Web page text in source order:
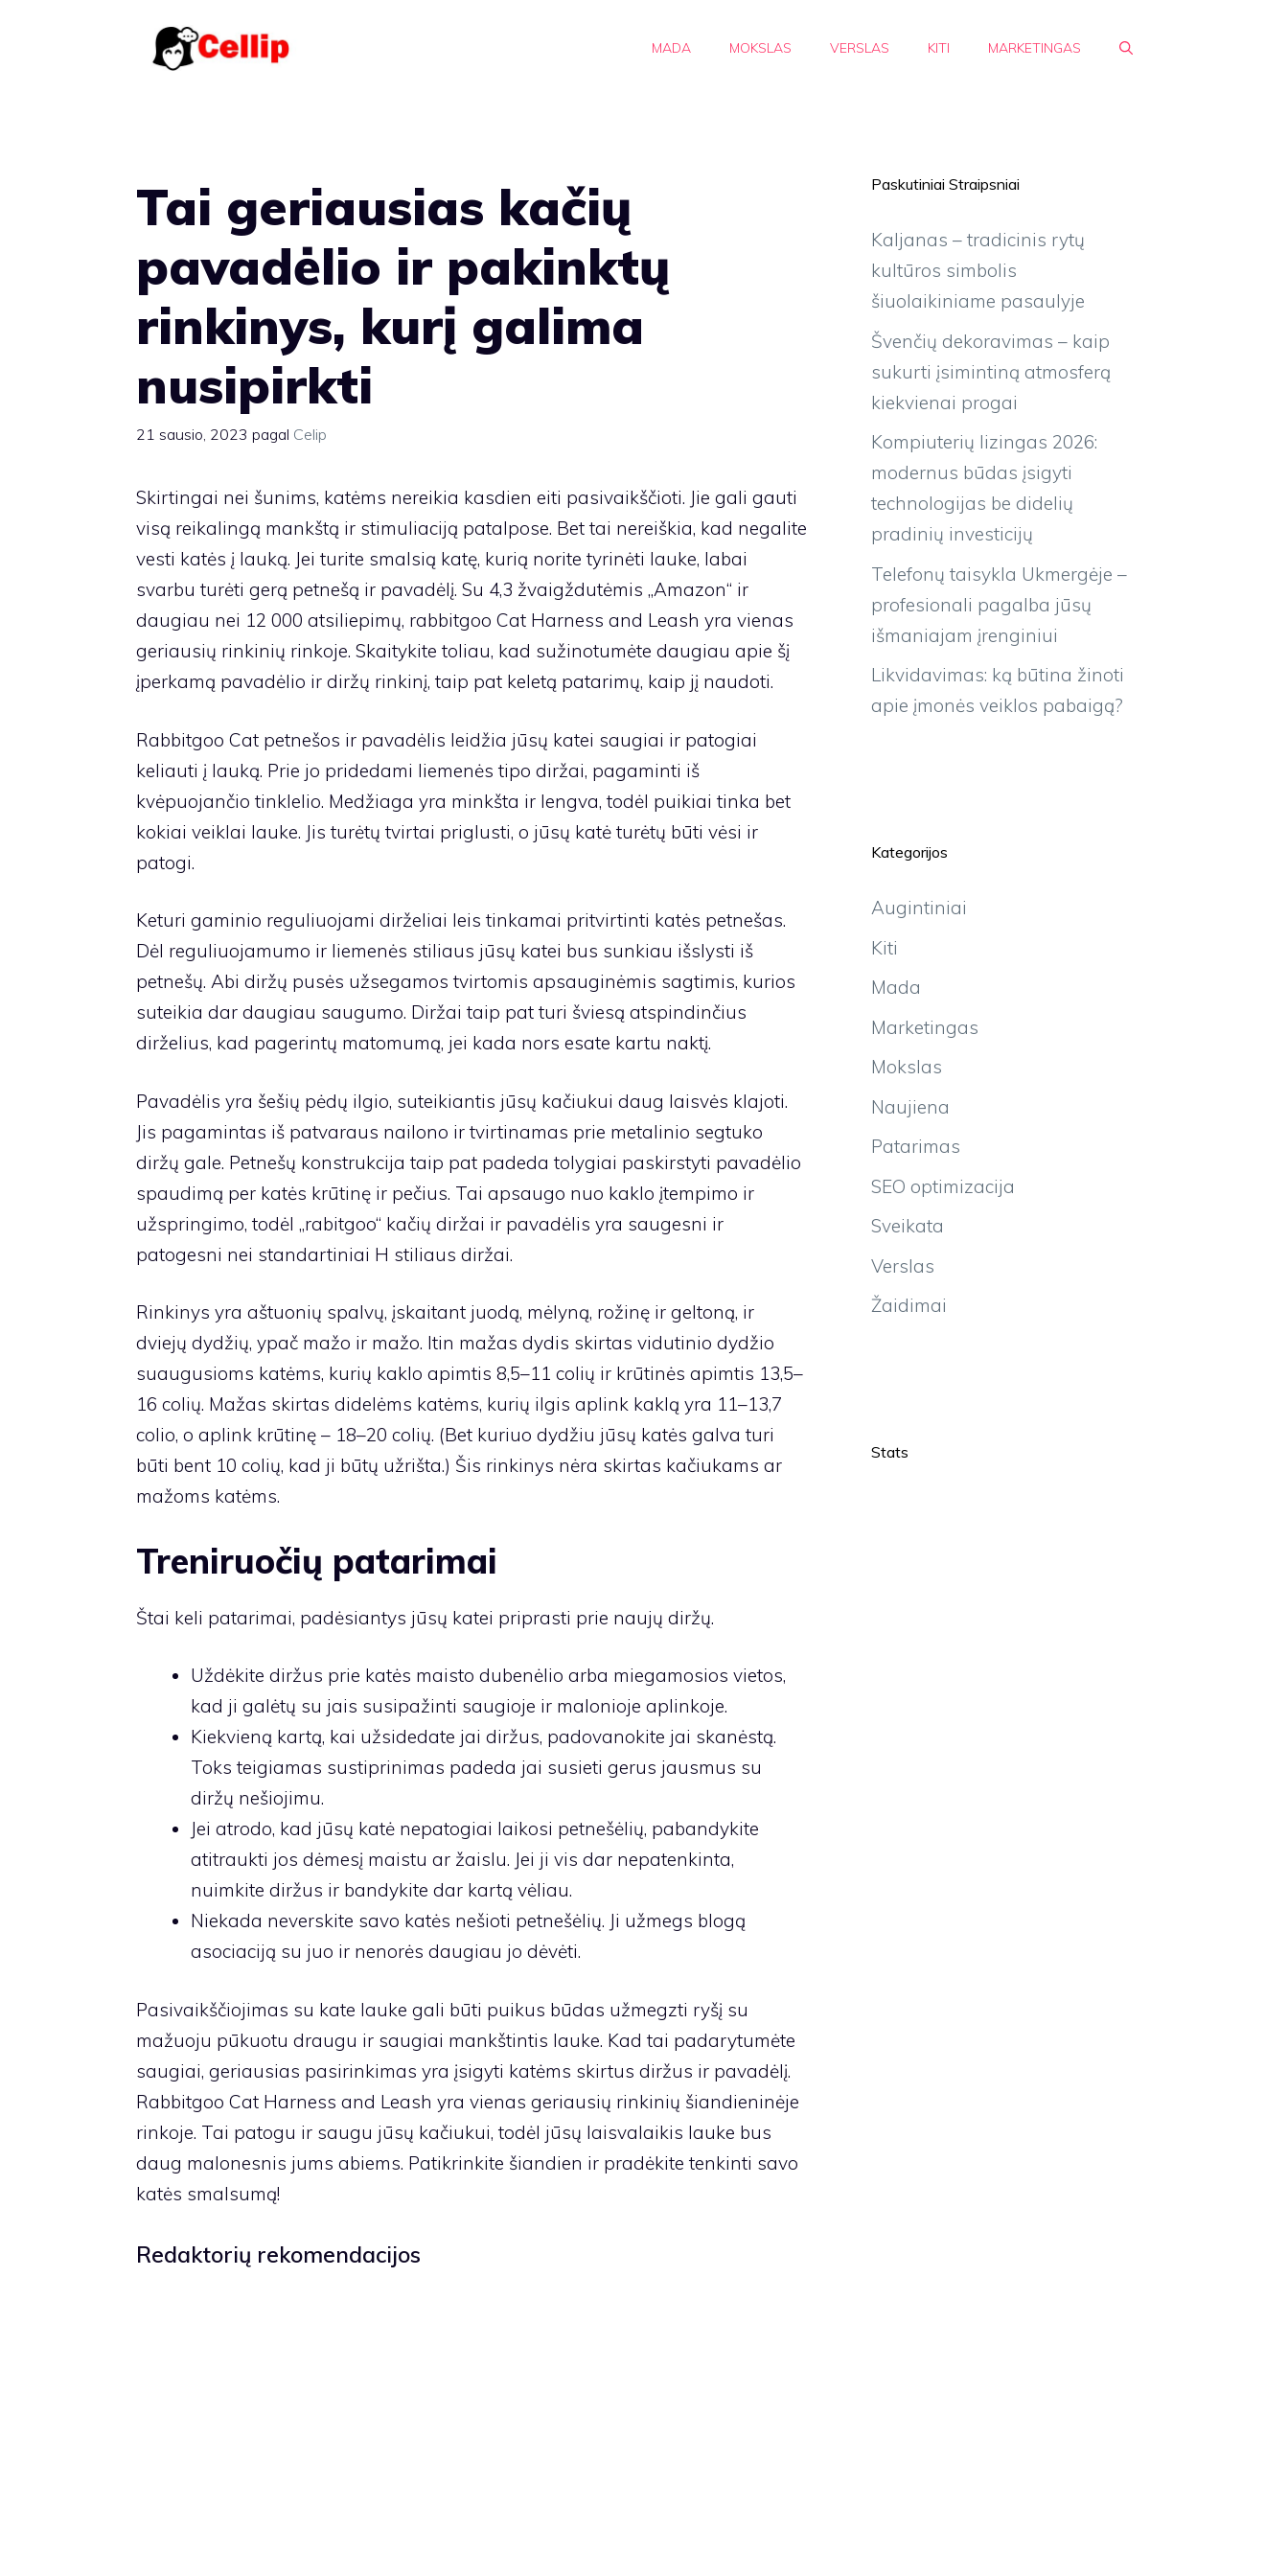
MADA MOKSLAS VERSLAS KITI MARKETINGAS
Tai geriausias kačių
pavadėlio ir pakinktų
rinkinys, kurį galima
nusipirkti
21 sausio, 2023 pagal Celip
Skirtingai nei šunims, katėms nereikia kasdien eiti pasivaikščioti. Jie gali gauti
visą reikalingą mankštą ir stimuliaciją patalpose. Bet tai nereiškia, kad negalite
vesti katės į lauką. Jei turite smalsią katę, kurią norite tyrinėti lauke, labai
svarbu turėti gerą petnešą ir pavadėlį. Su 4,3 žvaigždutėmis „Amazon“ ir
daugiau nei 12 000 atsiliepimų, rabbitgoo Cat Harness and Leash yra vienas
geriausių rinkinių rinkoje. Skaitykite toliau, kad sužinotumėte daugiau apie šį
įperkamą pavadėlio ir diržų rinkinį, taip pat keletą patarimų, kaip jį naudoti.
Rabbitgoo Cat petnešos ir pavadėlis leidžia jūsų katei saugiai ir patogiai
keliauti į lauką. Prie jo pridedami liemenės tipo diržai, pagaminti iš
kvėpuojančio tinklelio. Medžiaga yra minkšta ir lengva, todėl puikiai tinka bet
kokiai veiklai lauke. Jis turėtų tvirtai priglusti, o jūsų katė turėtų būti vėsi ir
patogi.
Keturi gaminio reguliuojami dirželiai leis tinkamai pritvirtinti katės petnešas.
Dėl reguliuojamumo ir liemenės stiliaus jūsų katei bus sunkiau išslysti iš
petnešų. Abi diržų pusės užsegamos tvirtomis apsauginėmis sagtimis, kurios
suteikia dar daugiau saugumo. Diržai taip pat turi šviesą atspindinčius
dirželius, kad pagerintų matomumą, jei kada nors esate kartu naktį.
Pavadėlis yra šešių pėdų ilgio, suteikiantis jūsų kačiukui daug laisvės klajoti.
Jis pagamintas iš patvaraus nailono ir tvirtinamas prie metalinio segtuko
diržų gale. Petnešų konstrukcija taip pat padeda tolygiai paskirstyti pavadėlio
spaudimą per katės krūtinę ir pečius. Tai apsaugo nuo kaklo įtempimo ir
užspringimo, todėl „rabitgoo“ kačių diržai ir pavadėlis yra saugesni ir
patogesni nei standartiniai H stiliaus diržai.
Rinkinys yra aštuonių spalvų, įskaitant juodą, mėlyną, rožinę ir geltoną, ir
dviejų dydžių, ypač mažo ir mažo. Itin mažas dydis skirtas vidutinio dydžio
suaugusioms katėms, kurių kaklo apimtis 8,5–11 colių ir krūtinės apimtis 13,5–
16 colių. Mažas skirtas didelėms katėms, kurių ilgis aplink kaklą yra 11–13,7
colio, o aplink krūtinę – 18–20 colių. (Bet kuriuo dydžiu jūsų katės galva turi
būti bent 10 colių, kad ji būtų užrišta.) Šis rinkinys nėra skirtas kačiukams ar
mažoms katėms.
Treniruočių patarimai
Štai keli patarimai, padėsiantys jūsų katei priprasti prie naujų diržų.
Uždėkite diržus prie katės maisto dubenėlio arba miegamosios vietos,
kad ji galėtų su jais susipažinti saugioje ir malonioje aplinkoje.
Kiekvieną kartą, kai užsidedate jai diržus, padovanokite jai skanėstą.
Toks teigiamas sustiprinimas padeda jai susieti gerus jausmus su
diržų nešiojimu.
Jei atrodo, kad jūsų katė nepatogiai laikosi petnešėlių, pabandykite
atitraukti jos dėmesį maistu ar žaislu. Jei ji vis dar nepatenkinta,
nuimkite diržus ir bandykite dar kartą vėliau.
Niekada neverskite savo katės nešioti petnešėlių. Ji užmegs blogą
asociaciją su juo ir nenorės daugiau jo dėvėti.
Pasivaikščiojimas su kate lauke gali būti puikus būdas užmegzti ryšį su
mažuoju pūkuotu draugu ir saugiai mankštintis lauke. Kad tai padarytumėte
saugiai, geriausias pasirinkimas yra įsigyti katėms skirtus diržus ir pavadėlį.
Rabbitgoo Cat Harness and Leash yra vienas geriausių rinkinių šiandieninėje
rinkoje. Tai patogu ir saugu jūsų kačiukui, todėl jūsų laisvalaikis lauke bus
daug malonesnis jums abiems. Patikrinkite šiandien ir pradėkite tenkinti savo
katės smalsumą!
Redaktorių rekomendacijos
Paskutiniai Straipsniai
Kaljanas – tradicinis rytų
kultūros simbolis
šiuolaikiniame pasaulyje
Švenčių dekoravimas – kaip
sukurti įsimintiną atmosferą
kiekvienai progai
Kompiuterių lizingas 2026:
modernus būdas įsigyti
technologijas be didelių
pradinių investicijų
Telefonų taisykla Ukmergėje –
profesionali pagalba jūsų
išmaniajam įrenginiui
Likvidavimas: ką būtina žinoti
apie įmonės veiklos pabaigą?
Kategorijos
Augintiniai
Kiti
Mada
Marketingas
Mokslas
Naujiena
Patarimas
SEO optimizacija
Sveikata
Verslas
Žaidimai
Stats